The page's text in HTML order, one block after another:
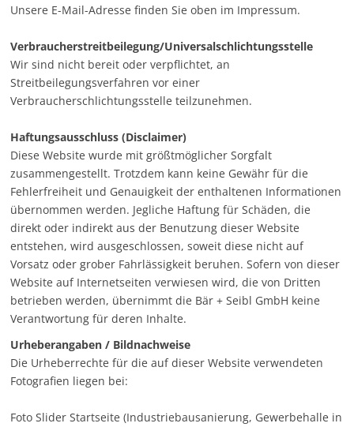
Unsere E-Mail-Adresse finden Sie oben im Impressum.
Verbraucherstreitbeilegung/Universalschlichtungsstelle
Wir sind nicht bereit oder verpflichtet, an
Streitbeilegungsverfahren vor einer
Verbraucherschlichtungsstelle teilzunehmen.
Haftungsausschluss (Disclaimer)
Diese Website wurde mit größtmöglicher Sorgfalt
zusammengestellt. Trotzdem kann keine Gewähr für die
Fehlerfreiheit und Genauigkeit der enthaltenen Informationen
übernommen werden. Jegliche Haftung für Schäden, die
direkt oder indirekt aus der Benutzung dieser Website
entstehen, wird ausgeschlossen, soweit diese nicht auf
Vorsatz oder grober Fahrlässigkeit beruhen. Sofern von dieser
Website auf Internetseiten verwiesen wird, die von Dritten
betrieben werden, übernimmt die Bär + Seibl GmbH keine
Verantwortung für deren Inhalte.
Urheberangaben / Bildnachweise
Die Urheberrechte für die auf dieser Website verwendeten
Fotografien liegen bei:
Foto Slider Startseite (Industriebausanierung, Gewerbehalle in